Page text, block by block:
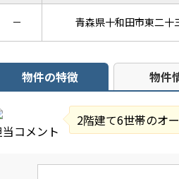
－ 青森県十和田市東二十
物件の特徴 物件
コメント
2階建て6世帯のオ